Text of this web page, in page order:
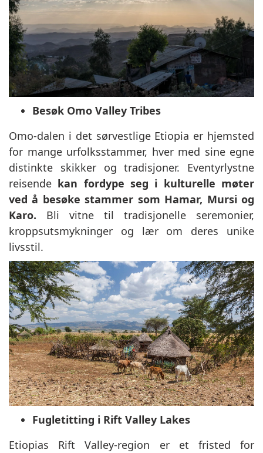
Besøk Omo Valley Tribes
Omo-dalen i det sørvestlige Etiopia er hjemsted
for mange urfolksstammer, hver med sine egne
distinkte skikker og tradisjoner. Eventyrlystne
reisende kan fordype seg i kulturelle møter
ved å besøke stammer som Hamar, Mursi og
Karo. Bli vitne til tradisjonelle seremonier,
kroppsutsmykninger og lær om deres unike
livsstil.
Fugletitting i Rift Valley Lakes
Etiopias Rift Valley-region er et fristed for